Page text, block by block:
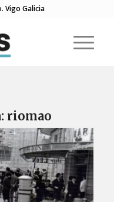
Vigo Galicia
riomao